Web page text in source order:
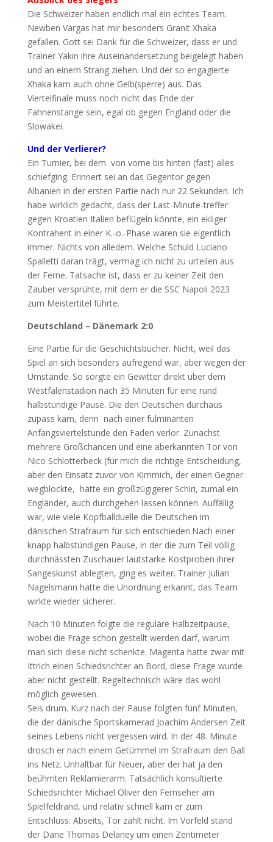
Die Schweizer haben endlich mal ein echtes Team.
Newben Vargas hat mir besonders Granit Xhaka
gefallen. Gott sei Dank für die Schweizer, dass er und
Trainer Yakin ihre Auseinandersetzung beigelegt haben
und an einem Strang ziehen. Und der so engagierte
Xhaka kam auch ohne Gelb(sperre) aus. Das
Viertelfinale muss noch nicht das Ende der
Fahnenstange sein, egal ob gegen England oder die
Slowakei.
Und der Verlierer?
Ein Turnier, bei dem von vorne bis hinten (fast) alles
schiefging. Erinnert sei an das Gegentor gegen
Albanien in der ersten Partie nach nur 22 Sekunden. Ich
habe wirklich gedacht, dass der Last-Minute-treffer
gegen Kroatien Italien beflügeln könnte, ein ekliger
Kontrahent in einer K.-o.-Phase waren sie eigentlich
immer. Nichts von alledem. Welche Schuld Luciano
Spalletti daran trägt, vermag ich nicht zu urteilen aus
der Ferne. Tatsache ist, dass er zu keiner Zeit den
Zauber versprühte, mit dem er die SSC Napoli 2023
zum Meistertitel führte.
Deutschland – Dänemark 2:0
Eine Partie für die Geschichtsbücher. Nicht, weil das
Spiel an sich besonders aufregend war, aber wegen der
Umstände. So sorgte ein Gewitter direkt über dem
Westfalenstadion nach 35 Minuten für eine rund
halbstündige Pause. Die den Deutschen durchaus
zupass kam, denn nach einer fulminanten
Anfangsviertelstunde den Faden verlor. Zunächst
mehrere Großchancen und eine aberkannten Tor von
Nico Schlotterbeck (für mich die richtige Entscheidung,
aber den Einsatz zuvor von Kimmich, der einen Gegner
wegblockte, hätte ein großzügigerer Schiri, zumal ein
Engländer, auch durchgehen lassen können. Auffällig
war, wie viele Kopfballduelle die Deutschen im
dänischen Strafraum für sich entschieden.Nach einer
knapp halbstündigen Pause, in der die zum Teil völlig
durchnässten Zuschauer lautstarke Kostproben ihrer
Sangeskunst ablegten, ging es weiter. Trainer Julian
Nagelsmann hatte die Unordnung erkannt, das Team
wirkte wieder sicherer.
Nach 10 Minuten folgte die reguläre Halbzeitpause,
wobei die Frage schon gestellt werden darf, warum
man sich diese nicht schenkte. Magenta hatte zwar mit
Ittrich einen Schiedsrichter an Bord, diese Frage wurde
aber nicht gestellt. Regeltechnisch wäre das wohl
möglich gewesen.
Seis drum. Kurz nach der Pause folgten fünf Minuten,
die der dänische Sportskamerad Joachim Andersen Zeit
seines Lebens nicht vergessen wird. In der 48. Minute
drosch er nach einem Getümmel im Strafraum den Ball
ins Netz. Unhaltbar für Neuer, aber der hat ja den
beühmten Reklamierarm. Tatsächlich konsultierte
Schiedsrichter Michael Oliver den Fernseher am
Spielfeldrand, und relativ schnell kam er zum
Entschluss: Abseits, Tor zählt nicht. Im Vorfeld stand
der Däne Thomas Delaney um einen Zentimeter